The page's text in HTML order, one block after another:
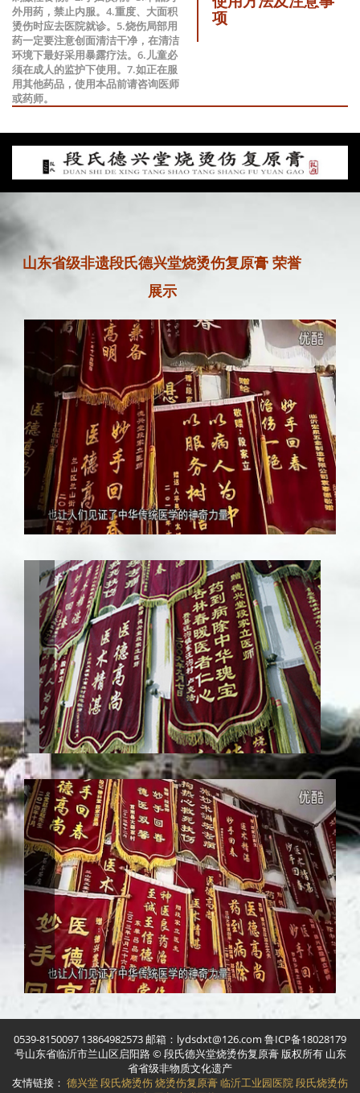
外用药，禁止内服。4.重度、大面积
烫伤时应去医院就诊。5.烧伤局部用
药一定要注意创面清洁干净，在清洁
环境下最好采用暴露疗法。6.儿童必
须在成人的监护下使用。7.如正在服
用其他药品，使用本品前请咨询医师
或药师。
项
山东省级非遗段氏德兴堂烧烫伤复原膏 荣誉
展示
0539-8150097 13864982573 邮箱：lydsdxt@126.com 鲁ICP备18028179
号山东省临沂市兰山区启阳路 © 段氏德兴堂烧烫伤复原膏 版权所有 山东
省省级非物质文化遗产
友情链接： 德兴堂段氏烧烫伤烧烫伤复原膏临沂工业园医院段氏烧烫伤